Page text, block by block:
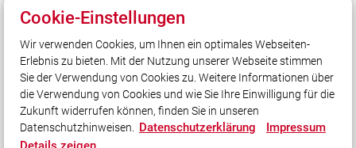
Manfred Deppisch
Schriftführer:
Dirk Wiesner
Cookie-Einstellungen
Wir verwenden Cookies, um Ihnen ein optimales Webseiten-
Erlebnis zu bieten. Mit der Nutzung unserer Webseite stimmen
Sie der Verwendung von Cookies zu. Weitere Informationen über
die Verwendung von Cookies und wie Sie Ihre Einwilligung für die
Zukunft widerrufen können, finden Sie in unseren
Datenschutzhinweisen. Datenschutzerklärung
Impressum